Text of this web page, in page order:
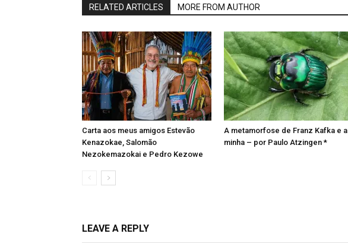
RELATED ARTICLES MORE FROM AUTHOR
Carta aos meus amigos Estevão
Kenazokae, Salomão
Nezokemazokai e Pedro Kezowe
A metamorfose de Franz Kafka e a
minha – por Paulo Atzingen *
LEAVE A REPLY